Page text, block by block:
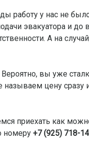
работу у нас не
эвакуатора и до
А на
вы уже
цену сразу
приехать как
номеру +7 (925) 718-